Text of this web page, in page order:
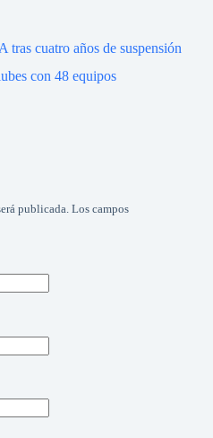
tras cuatro años de suspensión
con 48 equipos
publicada. Los campos